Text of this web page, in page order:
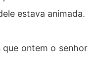
estava animada.
ontem o senhor